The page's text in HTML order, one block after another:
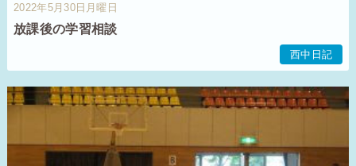
2022年5月30日月曜日
放課後の学習相談
西中日記